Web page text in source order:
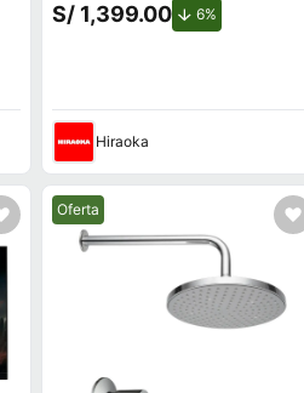
S/ 1,399.00 6%de descuento.
Hiraoka
Mejor precio.
Oferta